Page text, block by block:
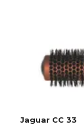
Jaguar CC 33